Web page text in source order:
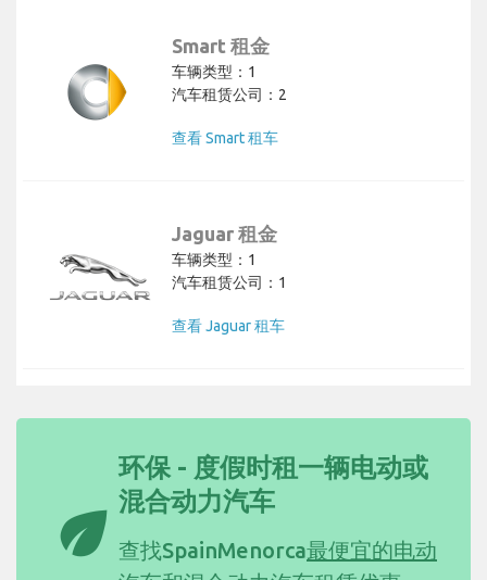
Smart 租金
车辆类型：1
汽车租赁公司：2
查看 Smart 租车
Jaguar 租金
车辆类型：1
汽车租赁公司：1
查看 Jaguar 租车
eco
环保 - 度假时租一辆电动或
混合动力汽车
查找SpainMenorca最便宜的电动